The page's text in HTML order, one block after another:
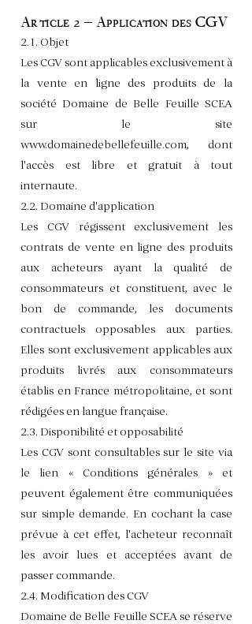
Article 2 – Application des CGV
2.1. Objet
Les CGV sont applicables exclusivement à
la vente en ligne des produits de la
société Domaine de Belle Feuille SCEA
sur le site
www.domainedebellefeuille.com, dont
l'accès est libre et gratuit à tout
internaute.
2.2. Domaine d'application
Les CGV régissent exclusivement les
contrats de vente en ligne des produits
aux acheteurs ayant la qualité de
consommateurs et constituent, avec le
bon de commande, les documents
contractuels opposables aux parties.
Elles sont exclusivement applicables aux
produits livrés aux consommateurs
établis en France métropolitaine, et sont
rédigées en langue française.
2.3. Disponibilité et opposabilité
Les CGV sont consultables sur le site via
le lien « Conditions générales » et
peuvent également être communiquées
sur simple demande. En cochant la case
prévue à cet effet, l'acheteur reconnaît
les avoir lues et acceptées avant de
passer commande.
2.4. Modification des CGV
Domaine de Belle Feuille SCEA se réserve